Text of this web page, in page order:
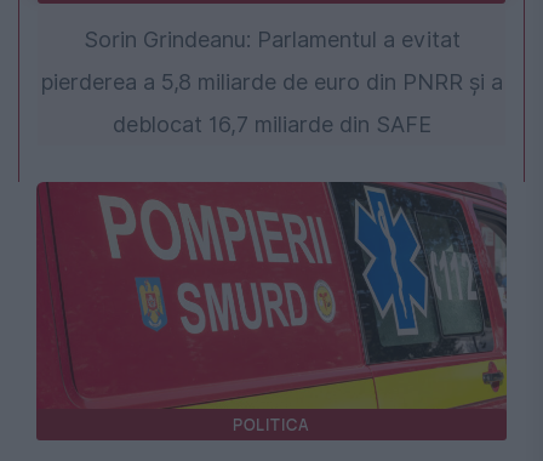
Sorin Grindeanu: Parlamentul a evitat
pierderea a 5,8 miliarde de euro din PNRR și a
deblocat 16,7 miliarde din SAFE
POLITICA